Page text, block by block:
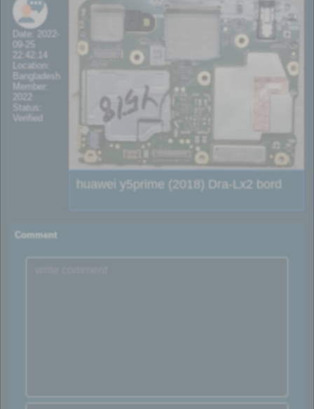
Date: 2022-
09-25
22:42:14
Location:
Bangladesh
Member:
2022
Status:
Verified
huawei y5prime (2018) Dra-Lx2 bord
Comment